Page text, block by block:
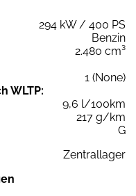
294 kW / 400 PS
Benzin
2.480 cm³
1 (None)
WLTP:
9,6 l/100km
217 g/km
G
Zentrallager